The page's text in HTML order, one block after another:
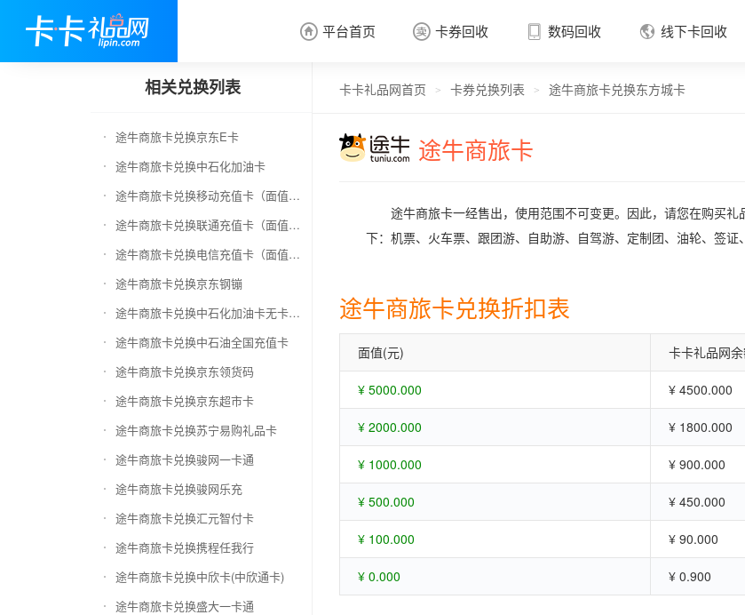
 平台首页  卡券回收
 卡券回收
 数码回收  线下卡回收
相关兑换列表
途牛商旅卡兑换京东E卡
途牛商旅卡兑换中石化加油卡
途牛商旅卡兑换移动充值卡（面值千万别选错）
途牛商旅卡兑换联通充值卡（面值千万别选错）
途牛商旅卡兑换电信充值卡（面值千万别选错）
途牛商旅卡兑换京东钢镚
途牛商旅卡兑换中石化加油卡无卡号（面值千万别选错）
途牛商旅卡兑换中石油全国充值卡
途牛商旅卡兑换京东领货码
途牛商旅卡兑换京东超市卡
途牛商旅卡兑换苏宁易购礼品卡
途牛商旅卡兑换骏网一卡通
途牛商旅卡兑换骏网乐充
途牛商旅卡兑换汇元智付卡
途牛商旅卡兑换携程任我行
途牛商旅卡兑换中欣卡(中欣通卡)
途牛商旅卡兑换盛大一卡通
卡卡礼品网首页 > 卡券兑换列表 > 途牛商旅卡兑换东方城卡
途牛商旅卡
途牛商旅卡一经售出，使用范围不可变更。因此，请您在购买
下：机票、火车票、跟团游、自助游、自驾游、定制团、油轮、签证
途牛商旅卡兑换折扣表
面值(元) 卡卡礼品网
¥ 5000.000 ¥ 4500.000
¥ 2000.000 ¥ 1800.000
¥ 1000.000 ¥ 900.000
¥ 500.000 ¥ 450.000
¥ 100.000 ¥ 90.000
¥ 0.000 ¥ 0.900